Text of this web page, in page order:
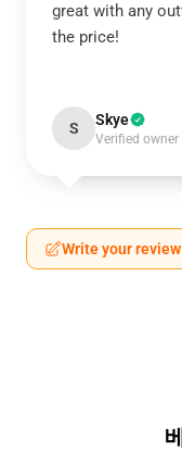
great with any
the price!
S Skye
Verified owner
Write your review